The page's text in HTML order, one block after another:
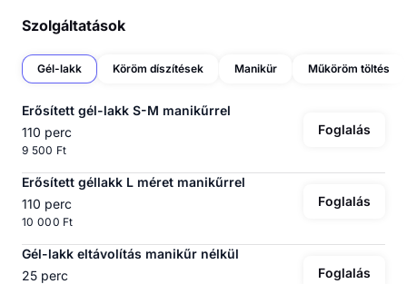
Szolgáltatások
Gél-lakk Köröm díszítések Manikür Műköröm töltés
Erősített gél-lakk S-M manikűrrel
110 perc
9 500 Ft
Foglalás
Erősített géllakk L méret manikűrrel
110 perc
10 000 Ft
Foglalás
Gél-lakk eltávolítás manikűr nélkül
25 perc
Foglalás